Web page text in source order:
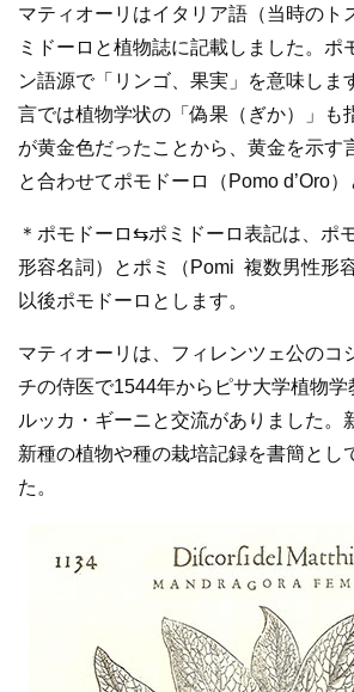
マティオーリはイタリア語（当時のト
ミドーロと植物誌に記載しました。ポ
ン語源で「リンゴ、果実」を意味しま
言では植物学状の「偽果（ぎか）」も
が黄金色だったことから、黄金を示す
と合わせてポモドーロ（Pomo d’Oro）
＊ポモドーロ⇆ポミドーロ表記は、ポ
形容名詞）とポミ（Pomi 複数男性形
以後ポモドーロとします。
マティオーリは、フィレンツェ公のコ
チの侍医で1544年からピサ大学植物
ルッカ・ギーニと交流がありました。
新種の植物や種の栽培記録を書簡とし
た。